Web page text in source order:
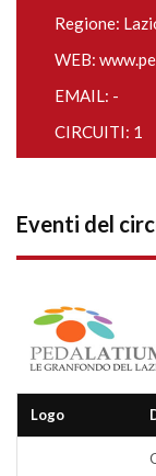
Regione:
WEB:
EMAIL: -
CIRCUITI: 1
Eventi del
Logo